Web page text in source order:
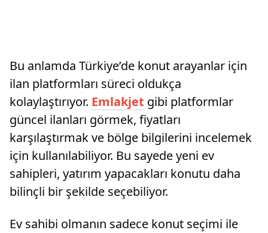
Bu anlamda Türkiye’de konut arayanlar için
ilan platformları süreci oldukça
kolaylaştırıyor. Emlakjet gibi platformlar
güncel ilanları görmek, fiyatları
karşılaştırmak ve bölge bilgilerini incelemek
için kullanılabiliyor. Bu sayede yeni ev
sahipleri, yatırım yapacakları konutu daha
bilinçli bir şekilde seçebiliyor.
Ev sahibi olmanın sadece konut seçimi ile